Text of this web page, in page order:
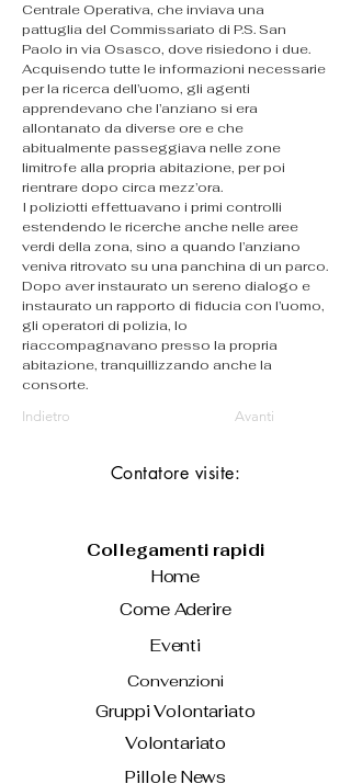
Centrale Operativa, che inviava una
pattuglia del Commissariato di P.S. San
Paolo in via Osasco, dove risiedono i due.
Acquisendo tutte le informazioni necessarie
per la ricerca dell’uomo, gli agenti
apprendevano che l’anziano si era
allontanato da diverse ore e che
abitualmente passeggiava nelle zone
limitrofe alla propria abitazione, per poi
rientrare dopo circa mezz’ora.
I poliziotti effettuavano i primi controlli
estendendo le ricerche anche nelle aree
verdi della zona, sino a quando l’anziano
veniva ritrovato su una panchina di un parco.
Dopo aver instaurato un sereno dialogo e
instaurato un rapporto di fiducia con l’uomo,
gli operatori di polizia, lo
riaccompagnavano presso la propria
abitazione, tranquillizzando anche la
consorte.
Indietro Avanti
Contatore visite:
Collegamenti rapidi
Home
Come Aderire
Eventi
Convenzioni
Gruppi Volontariato
Volontariato
Pillole News